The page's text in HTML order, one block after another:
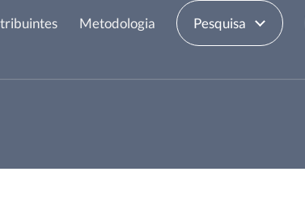
Metodologia Pesquisa